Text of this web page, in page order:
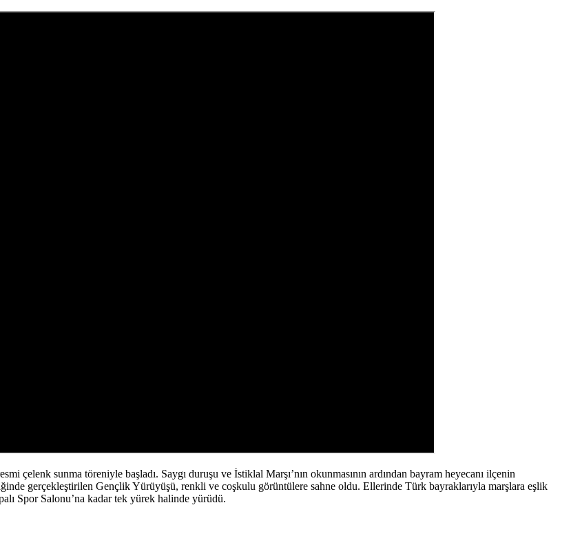
çelenk sunma töreniyle başladı. Saygı duruşu ve İstiklal Marşı’nın okunmasının ardından bayram heyecanı ilçenin
gerçekleştirilen Gençlik Yürüyüşü, renkli ve coşkulu görüntülere sahne oldu. Ellerinde Türk bayraklarıyla marşlara eşlik
Spor Salonu’na kadar tek yürek halinde yürüdü.